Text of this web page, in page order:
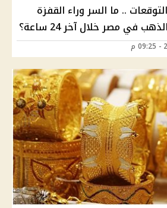
.. ما السر وراء القفزة
في مصر خلال آخر 24 ساعة؟